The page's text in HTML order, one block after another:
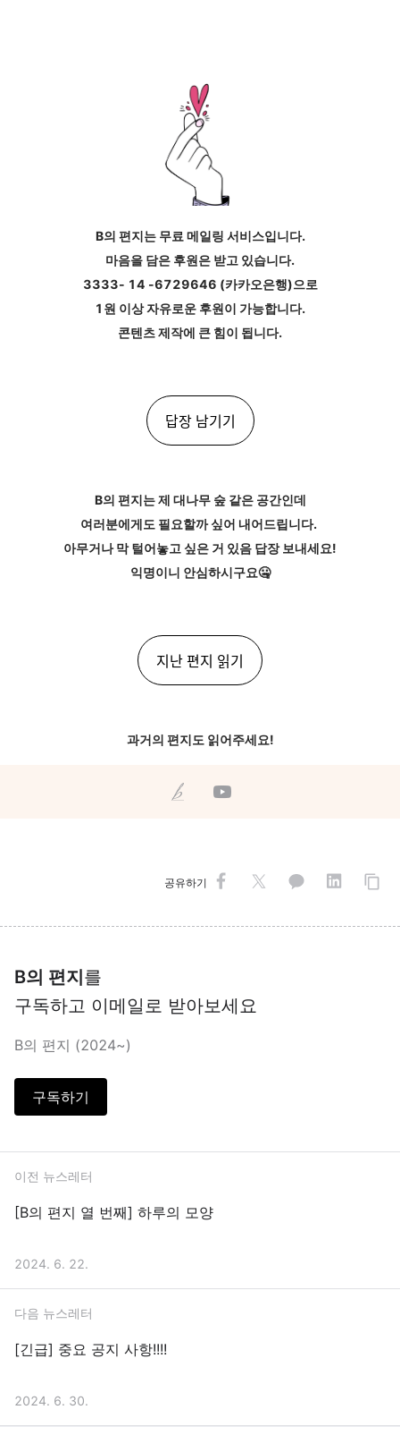
B의 편지는 무료 메일링 서비스입니다.
마음을 담은 후원은 받고 있습니다.
3333- 14 -6729646 (카카오은행)으로
1원 이상 자유로운 후원이 가능합니다.
콘텐츠 제작에 큰 힘이 됩니다.
답장 남기기
B의 편지는 제 대나무 숲 같은 공간인데
여러분에게도 필요할까 싶어 내어드립니다.
아무거나 막 털어놓고 싶은 거 있음 답장 보내세요!
익명이니 안심하시구요🤐
지난 편지 읽기
과거의 편지도 읽어주세요!
공유하기
B의 편지를
구독하고 이메일로 받아보세요
B의 편지 (2024~)
구독하기
이전 뉴스레터
[B의 편지 열 번째] 하루의 모양
2024. 6. 22.
다음 뉴스레터
[긴급] 중요 공지 사항!!!!
2024. 6. 30.